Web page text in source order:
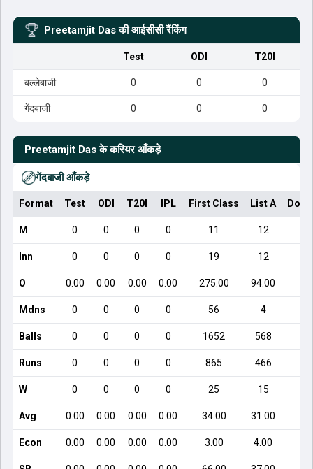
Preetamjit Das की आईसीसी रैंकिंग
Test ODI T20I
बल्लेबाजी 0 0 0
गेंदबाजी 0 0 0
Preetamjit Das के करियर आँकड़े
गेंदबाजी आँकड़े
Format Test ODI T20I IPL First Class List A
M 0 0 0 0 11 12
Inn 0 0 0 0 19 12
O 0.00 0.00 0.00 0.00 275.00 94.00
Mdns 0 0 0 0 56 4
Balls 0 0 0 0 1652 568
Runs 0 0 0 0 865 466
W 0 0 0 0 25 15
Avg 0.00 0.00 0.00 0.00 34.00 31.00
Econ 0.00 0.00 0.00 0.00 3.00 4.00